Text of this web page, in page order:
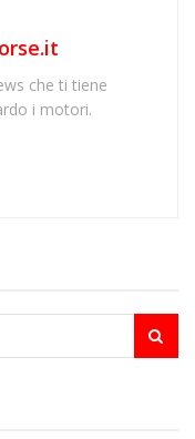
che ti tiene
i motori.